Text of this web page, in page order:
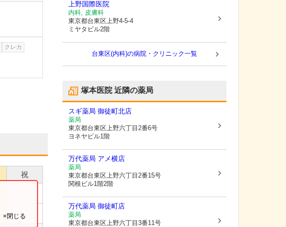
クレカ
祝
×閉じる
上野国際医院
内科, 皮膚科
東京都台東区上野4-5-4
ミヤタビル2階
台東区(内科)の病院・クリニック一覧
塚本医院近隣の薬局
スギ薬局 御徒町北店
薬局
東京都台東区上野六丁目2番6号
ヨネヤビル1階
万代薬局 アメ横店
薬局
東京都台東区上野六丁目2番15号
関根ビル1階2階
万代薬局 御徒町店
薬局
東京都台東区上野六丁目3番11号